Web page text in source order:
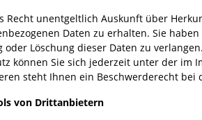
Recht unentgeltlich Auskunft über
Daten zu erhalten. Sie
oder Löschung dieser Daten zu
können Sie sich jederzeit unter der im
steht Ihnen ein Beschwerderecht
von Drittanbietern